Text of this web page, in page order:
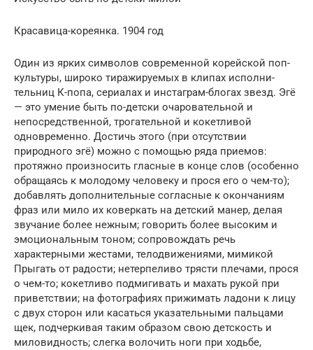
Красавица-кореянка. 1904 год
Один из ярких символов современной корейской поп-
культуры, широко тиражируемых в клипах исполни­
тельниц К-попа, сериалах и инстаграм-блогах звезд. Эгё
— это умение быть по-детски очарова­тельной и
непосредственной, трогательной и кокетливой
одновременно. Достичь этого (при отсутствии
природного эгё) можно с помощью ряда приемов:
протяжно произносить гласные в конце слов (особенно
обращаясь к молодому человеку и прося его о чем-то);
добавлять дополнительные согласные к окончаниям
фраз или мило их коверкать на детский манер, делая
звучание более нежным; говорить более высоким и
эмоциональным тоном; сопровождать речь
характерными жестами, телодвижениями, мимикой
Прыгать от радости; нетерпеливо трясти плечами, прося
о чем-то; кокетливо подми­гивать и махать рукой при
приветствии; на фотографиях прижимать ладони к лицу
с двух сторон или касаться указательными пальцами
щек, подчеркивая таким образом свою детскость и
миловидность; слегка волочить ноги при ходьбе,